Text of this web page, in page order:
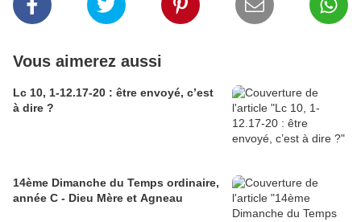
Vous aimerez aussi
Lc 10, 1-12.17-20 : être envoyé, c’est
à dire ?
14ème Dimanche du Temps ordinaire,
année C - Dieu Mère et Agneau